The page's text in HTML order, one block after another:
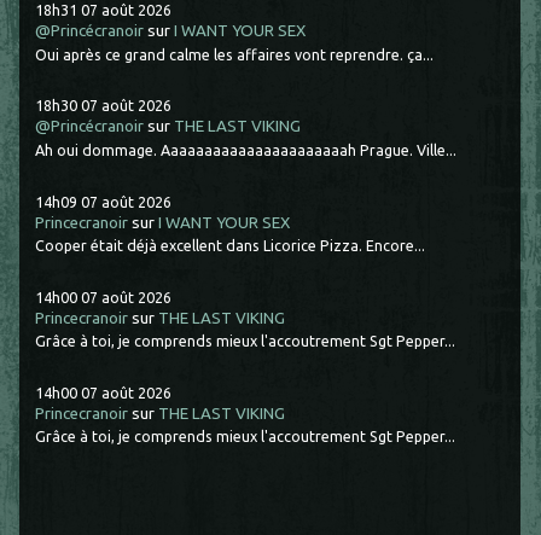
18h31 07 août 2026
@Princécranoir surI WANT YOUR SEX
Oui après ce grand calme les affaires vont reprendre. ça...
18h30 07 août 2026
@Princécranoir sur THE LAST VIKING
Ah oui dommage. Aaaaaaaaaaaaaaaaaaaaaah Prague. Ville...
14h09 07 août 2026
Princecranoir surI WANT YOUR SEX
Cooper était déjà excellent dans Licorice Pizza. Encore...
14h00 07 août 2026
Princecranoir sur THE LAST VIKING
Grâce à toi, je comprends mieux l'accoutrement Sgt Pepper...
14h00 07 août 2026
Princecranoir sur THE LAST VIKING
Grâce à toi, je comprends mieux l'accoutrement Sgt Pepper...